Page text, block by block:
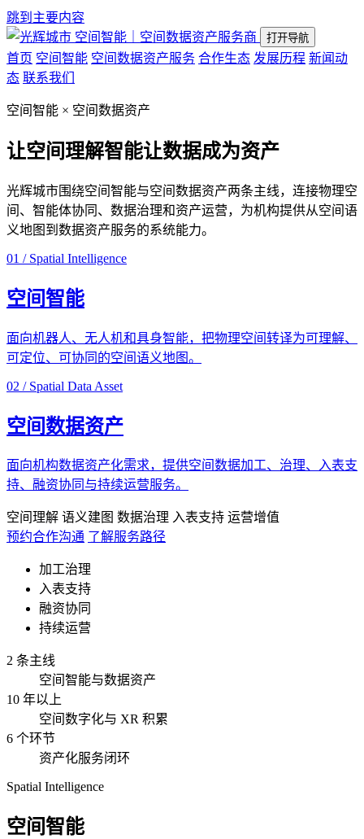
跳到主要内容
空间智能｜空间数据资产服务商
打开导航
首页 空间智能 空间数据资产服务 合作生态 发展历程 新闻动
态 联系我们
空间智能 × 空间数据资产
让空间理解智能让数据成为资产
光辉城市围绕空间智能与空间数据资产两条主线，连接物理空
间、智能体协同、数据治理和资产运营，为机构提供从空间语
义地图到数据资产服务的系统能力。
01 / Spatial Intelligence
空间智能
面向机器人、无人机和具身智能，把物理空间转译为可理解、
可定位、可协同的空间语义地图。
02 / Spatial Data Asset
空间数据资产
面向机构数据资产化需求，提供空间数据加工、治理、入表支
持、融资协同与持续运营服务。
空间理解 语义建图 数据治理 入表支持 运营增值
预约合作沟通 了解服务路径
加工治理
入表支持
融资协同
持续运营
2 条主线
空间智能与数据资产
10 年以上
空间数字化与 XR 积累
6 个环节
资产化服务闭环
Spatial Intelligence
空间智能